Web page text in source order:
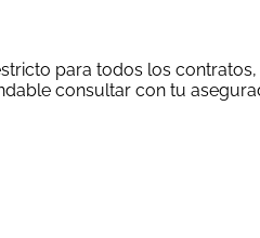
para todos los contratos,
consultar con tu